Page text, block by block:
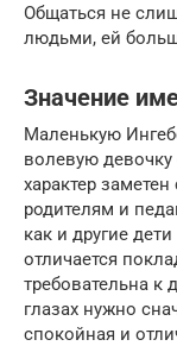
Общаться не
людьми, ей
Значение
Маленькую
волевую
характер
родителям и
как и другие
отличается
требовательна к
глазах нужно
спокойная и